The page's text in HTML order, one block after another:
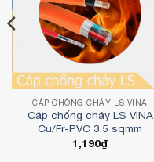
CÁP CHỐNG CHÁY LS VINA
Cáp chống cháy LS VINA
Cu/Fr-PVC 3.5 sqmm
1,190₫